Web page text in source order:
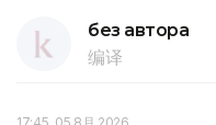
без автора
编译